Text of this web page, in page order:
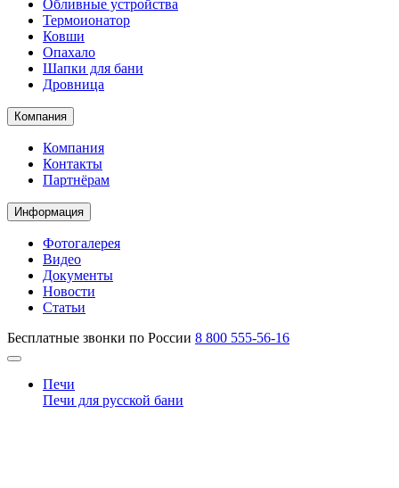
Обливные устройства
Термоионатор
Ковши
Опахало
Шапки для бани
Дровница
Компания
Компания
Контакты
Партнёрам
Информация
Фотогалерея
Видео
Документы
Новости
Статьи
Бесплатные звонки по России 8 800 555-56-16
Печи
Печи для русской бани